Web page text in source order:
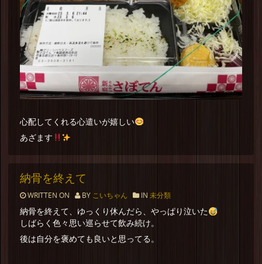
心配してくれる心遣いが嬉しい
あざます
納骨を終えて
WRITTEN ON BY こいちゃん IN 未分類
納骨を終えて、ゆっくり休んだら、やっぱり泣いた
しばらく色々思い巡らせて飲み続け。
後は自分を褒めても良いと思ってる。